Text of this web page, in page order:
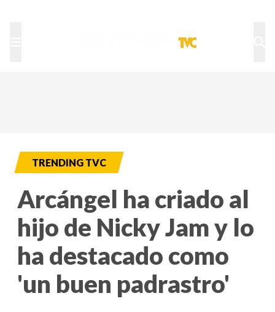
TRENDING TVC
Arcángel ha criado al
hijo de Nicky Jam y lo
ha destacado como
'un buen padrastro'